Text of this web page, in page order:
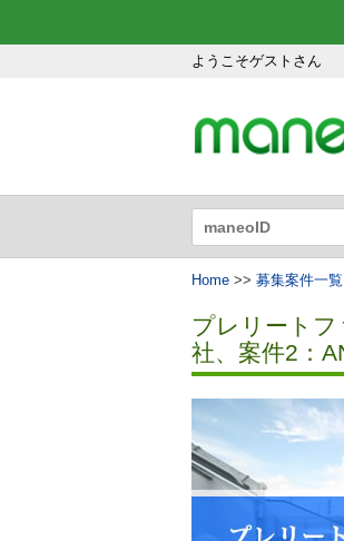
ようこそゲストさん
Home >> 募集案件一覧
プレリートフ
社、案件2：